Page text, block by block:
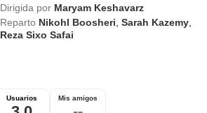
Dirigida por Maryam Keshavarz
Reparto Nikohl Boosheri ,Sarah Kazemy
Reza Sixo Safai
Usuarios Mis amigos